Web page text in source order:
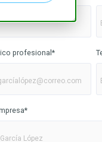
profesional *
*